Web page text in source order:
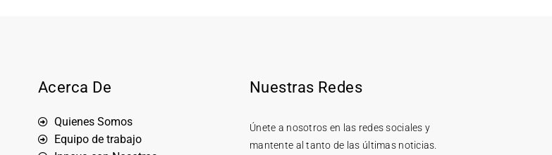
Acerca De
Quienes Somos
Equipo de trabajo
Nuestras Redes
Únete a nosotros en las redes sociales y
mantente al tanto de las últimas noticias.